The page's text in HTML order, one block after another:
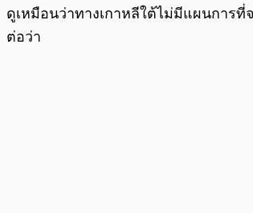
ดูเหมือนว่าทางเกาหลีใต้ไม่มีแผนการ
ต่อว่า